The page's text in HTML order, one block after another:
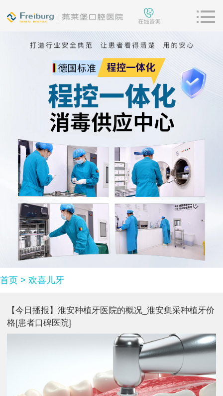
首页 > 欢喜儿牙
【今日播报】淮安种植牙医院的概况_淮安集采种植牙价
格[患者口碑医院]